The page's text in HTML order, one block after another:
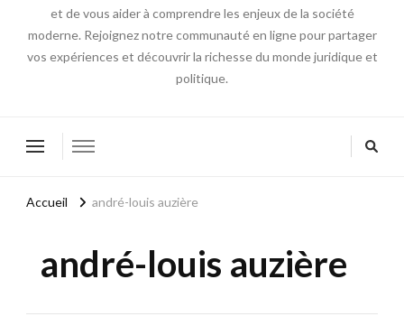
et de vous aider à comprendre les enjeux de la société
moderne. Rejoignez notre communauté en ligne pour partager
vos expériences et découvrir la richesse du monde juridique et
politique.
Accueil andré-louis auzière
andré-louis auzière